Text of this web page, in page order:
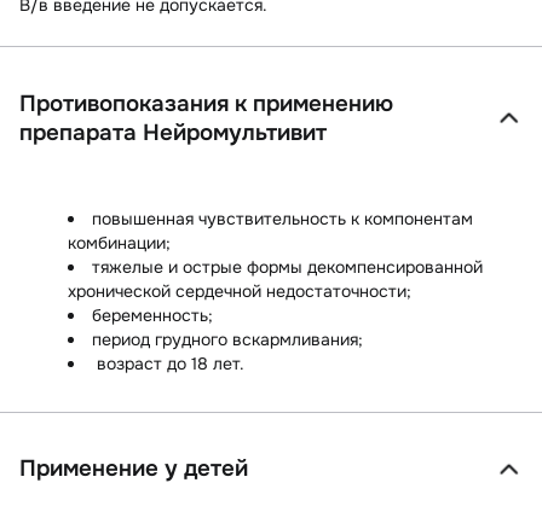
В/в введение не допускается.
Противопоказания к применению
препарата Нейромультивит
повышенная чувствительность к компонентам
комбинации;
тяжелые и острые формы декомпенсированной
хронической сердечной недостаточности;
беременность;
период грудного вскармливания;
возраст до 18 лет.
Применение у детей